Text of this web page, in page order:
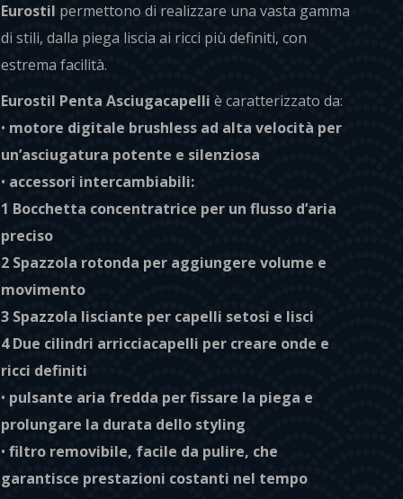
Eurostil permettono di realizzare una vasta gamma
di stili, dalla piega liscia ai ricci più definiti, con
estrema facilità.
Eurostil Penta Asciugacapelli è caratterizzato da:
• motore digitale brushless ad alta velocità per
un’asciugatura potente e silenziosa
• accessori intercambiabili:
1 Bocchetta concentratrice per un flusso d’aria
preciso
2 Spazzola rotonda per aggiungere volume e
movimento
3 Spazzola lisciante per capelli setosi e lisci
4 Due cilindri arricciacapelli per creare onde e
ricci definiti
• pulsante aria fredda per fissare la piega e
prolungare la durata dello styling
• filtro removibile, facile da pulire, che
garantisce prestazioni costanti nel tempo